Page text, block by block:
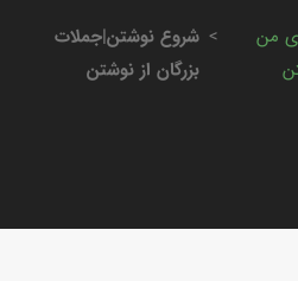
من
> شروع نوشتن|جملات
بزرگان از نوشتن